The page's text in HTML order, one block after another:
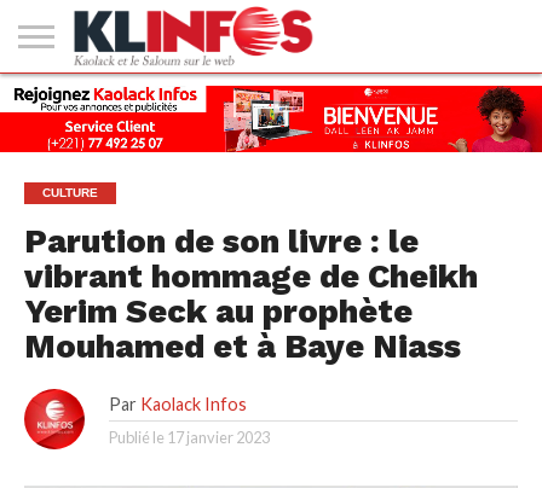
#2
(PAS
DE
TITRE)
KAOLACK
POLITIQUE
ECONOMIE
SOCIÉTÉ
CULTURE
PEOPLE
SPORT
SANTÉ
AFRIQUE
INTERNATIONAL
EMPLOI &
FORMATION
CULTURE
Parution de son livre : le
vibrant hommage de Cheikh
Yerim Seck au prophète
Mouhamed et à Baye Niass
Par Kaolack Infos
Publié le 17 janvier 2023